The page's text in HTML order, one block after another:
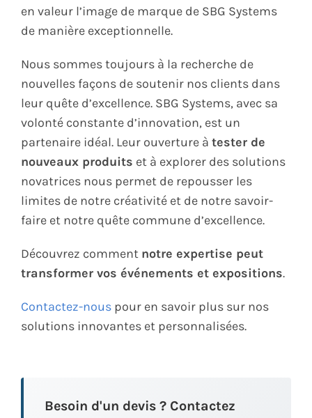
en valeur l’image de marque de SBG Systems
de manière exceptionnelle.
Nous sommes toujours à la recherche de
nouvelles façons de soutenir nos clients dans
leur quête d’excellence. SBG Systems, avec sa
volonté constante d’innovation, est un
partenaire idéal. Leur ouverture à tester de
nouveaux produits et à explorer des solutions
novatrices nous permet de repousser les
limites de notre créativité et de notre savoir-
faire et notre quête commune d’excellence.
Découvrez comment notre expertise peut
transformer vos événements et expositions.
Contactez-nouspour en savoir plus sur nos
solutions innovantes et personnalisées.
Besoin d'un devis ? Contactez